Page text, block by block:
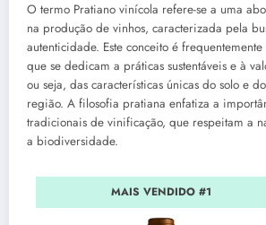
O termo Pratiano vinícola refere-se a uma
na produção de vinhos, caracterizada pela
autenticidade. Este conceito é
que se dedicam a práticas sustentáveis e à
ou seja, das características únicas do solo e
região. A filosofia pratiana enfatiza a
tradicionais de vinificação, que respeitam a
a biodiversidade.
MAIS VENDIDO #1